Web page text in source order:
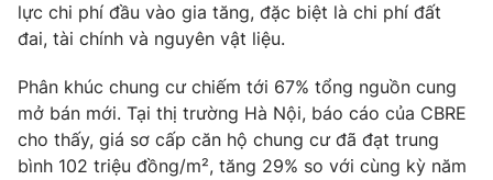
VTV Sức khoẻ Bất động sản
Thị trường 24h Tấm lòng Việt
VTV4 Vươn mình bằng AI
lực chi phí đầu vào gia tăng, đặc biệt là chi phí đất
đai, tài chính và nguyên vật liệu.
Phân khúc chung cư chiếm tới 67% tổng nguồn cung
mở bán mới. Tại thị trường Hà Nội, báo cáo của CBRE
cho thấy, giá sơ cấp căn hộ chung cư đã đạt trung
bình 102 triệu đồng/m², tăng 29% so với cùng kỳ năm